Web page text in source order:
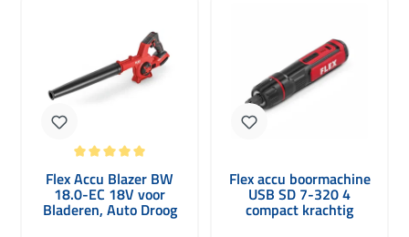
Flex Accu Blazer BW
18.0-EC 18V voor
Bladeren, Auto Droog
en Huis - Zonder Accu
Flex accu boormachine
USB SD 7-320 4
compact krachtig